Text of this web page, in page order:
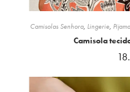
Camisolas Senhora, Lingerie,
Camisola